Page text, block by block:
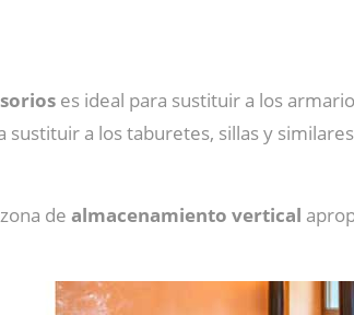
es ideal para sustituir a los
a los taburetes, sillas y
de almacenamiento vertical